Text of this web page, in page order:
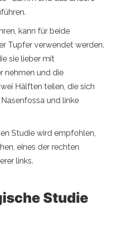
kann für beide
Tupfer verwendet werden.
sie lieber mit
nehmen und die
Hälften teilen, die sich
und linke
Studie wird empfohlen,
eines der rechten
links.
Studie